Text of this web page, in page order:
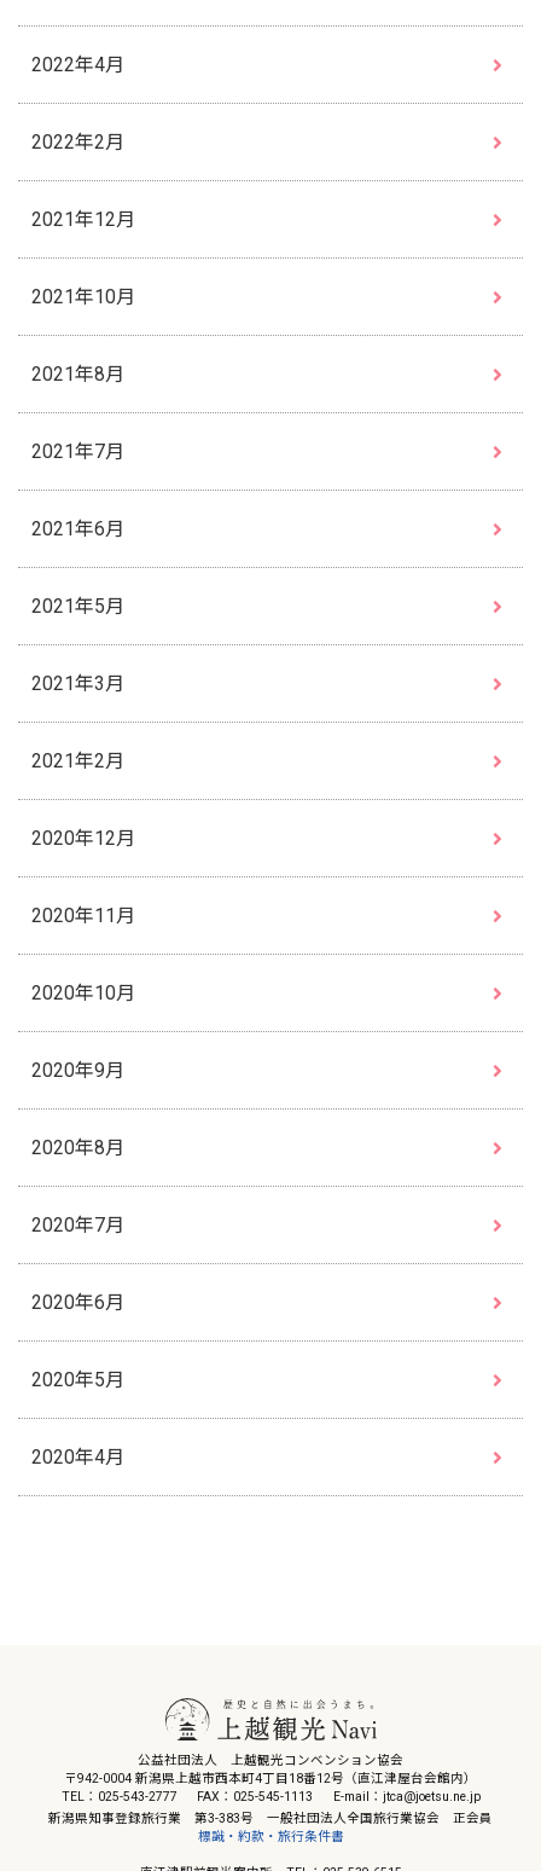
2022年4月
2022年2月
2021年12月
2021年10月
2021年8月
2021年7月
2021年6月
2021年5月
2021年3月
2021年2月
2020年12月
2020年11月
2020年10月
2020年9月
2020年8月
2020年7月
2020年6月
2020年5月
2020年4月
公益社団法人 上越観光コンベンション協会
〒942-0004 新潟県上越市西本町4丁目18番12号（直江津屋台会館内）
TEL：025-543-2777
FAX：025-545-1113
E-mail：jtca@joetsu.ne.jp
新潟県知事登録旅行業 第3-383号 一般社団法人全国旅行業協会 正会員
標識・約款・旅行条件書